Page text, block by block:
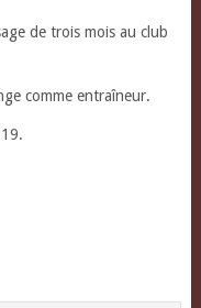
de trois mois au club
comme entraîneur.